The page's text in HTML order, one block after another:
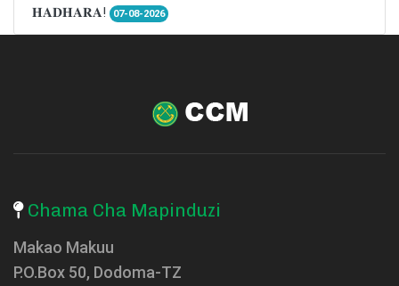
𝐇𝐀𝐃𝐇𝐀𝐑𝐀!
07-08-2026
Chama Cha Mapinduzi
Makao Makuu
P.O.Box 50, Dodoma-TZ